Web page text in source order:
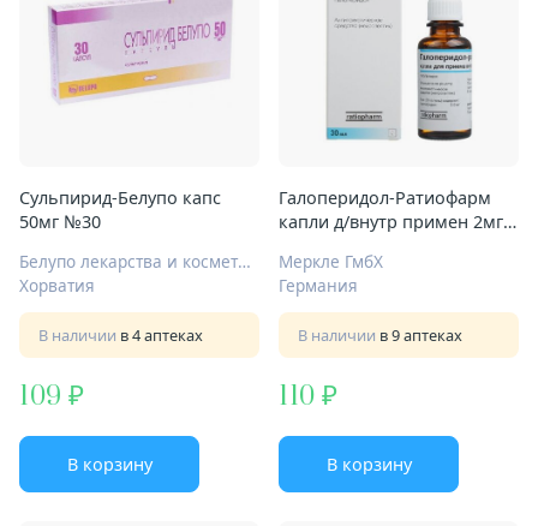
Сульпирид-Белупо капс
50мг №30
Белупо лекарства и косметика д.д.
Хорватия
В наличии в 4 аптеках
109
В корзину
Галоперидол-Ратиофарм
капли д/внутр примен 2мг/
Меркле ГмбХ
Германия
В наличии в 9 аптеках
110
В корзину